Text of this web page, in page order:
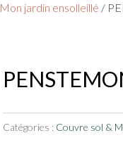
Mon jardin ensolleillé /
Catégories : Couvre sol &